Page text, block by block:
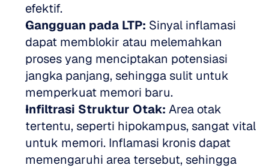
efektif.
Gangguan pada LTP: Sinyal inflamasi
dapat memblokir atau melemahkan
proses yang menciptakan potensiasi
jangka panjang, sehingga sulit untuk
memperkuat memori baru.
Infiltrasi Struktur Otak: Area otak
tertentu, seperti hipokampus, sangat vital
untuk memori. Inflamasi kronis dapat
memengaruhi area tersebut, sehingga